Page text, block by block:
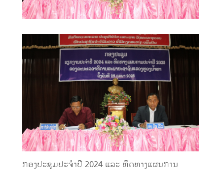
ກອງປະຊຸມປະຈຳປີ 2024 ແລະ ທິດທາງແຜນການ